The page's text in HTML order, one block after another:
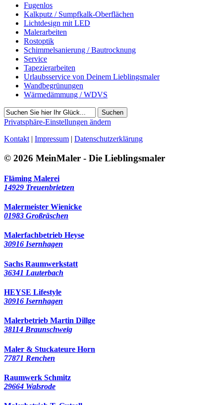
Fugenlos
Kalkputz / Sumpfkalk-Oberflächen
Lichtdesign mit LED
Malerarbeiten
Rostoptik
Schimmelsanierung / Bautrocknung
Service
Tapezierarbeiten
Urlaubsservice von Deinem Lieblingsmaler
Wandbegrünungen
Wärmedämmung / WDVS
Suchen
Privatsphäre-Einstellungen ändern
Kontakt | Impressum | Datenschutzerklärung
© 2026 MeinMaler - Die Lieblingsmaler
Fläming Malerei
14929 Treuenbrietzen
Malermeister Wienicke
01983 Großräschen
Malerfachbetrieb Heyse
30916 Isernhagen
Sachs Raumwerkstatt
36341 Lauterbach
HEYSE Lifestyle
30916 Isernhagen
Malerbetrieb Martin Dillge
38114 Braunschweig
Maler & Stuckateure Horn
77871 Renchen
Raumwerk Schmitz
29664 Walsrode